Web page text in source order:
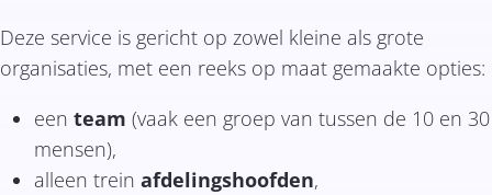
Deze service is gericht op zowel kleine als grote
organisaties, met een reeks op maat gemaakte opties:
een team (vaak een groep van tussen de 10 en 30
mensen),
alleen trein afdelingshoofden,